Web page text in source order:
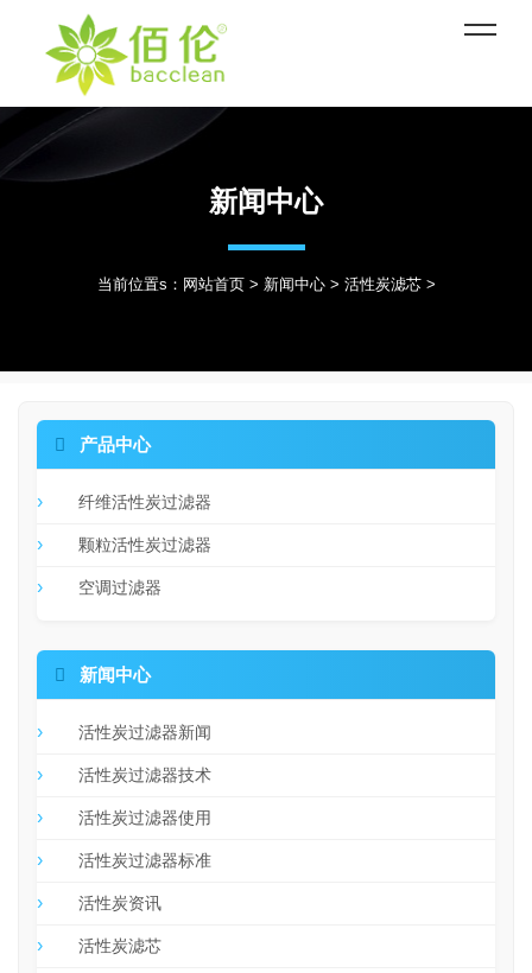
新闻中心
当前位置s： 网站首页> 新闻中心> 活性炭滤芯>
 产品中心
纤维活性炭过滤器
颗粒活性炭过滤器
空调过滤器
 新闻中心
活性炭过滤器新闻
活性炭过滤器技术
活性炭过滤器使用
活性炭过滤器标准
活性炭资讯
活性炭滤芯